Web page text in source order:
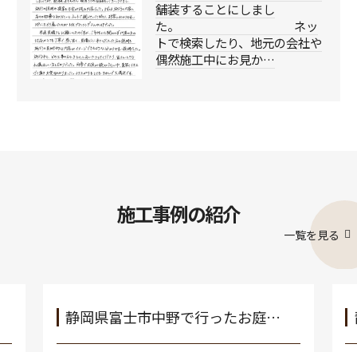
舗装することにしまし
た。 ネッ
トで検索したり、地元の会社や
偶然施工中にお見か…
施工事例の紹介
一覧を見る
静岡県富士市中野で行ったお庭…